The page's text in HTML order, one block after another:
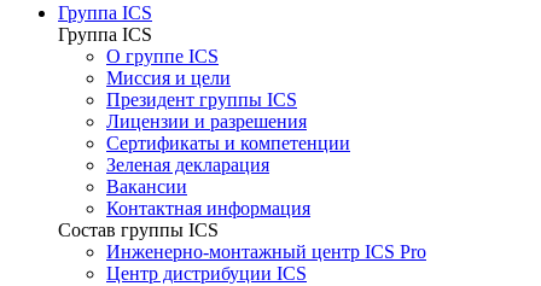
Группа ICS
Группа ICS
О группе ICS
Миссия и цели
Президент группы ICS
Лицензии и разрешения
Сертификаты и компетенции
Зеленая декларация
Вакансии
Контактная информация
Состав группы ICS
Инженерно-монтажный центр ICS Pro
Центр дистрибуции ICS